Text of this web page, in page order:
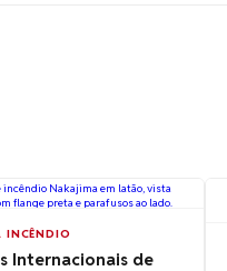
INCÊNDIO
Internacionais de